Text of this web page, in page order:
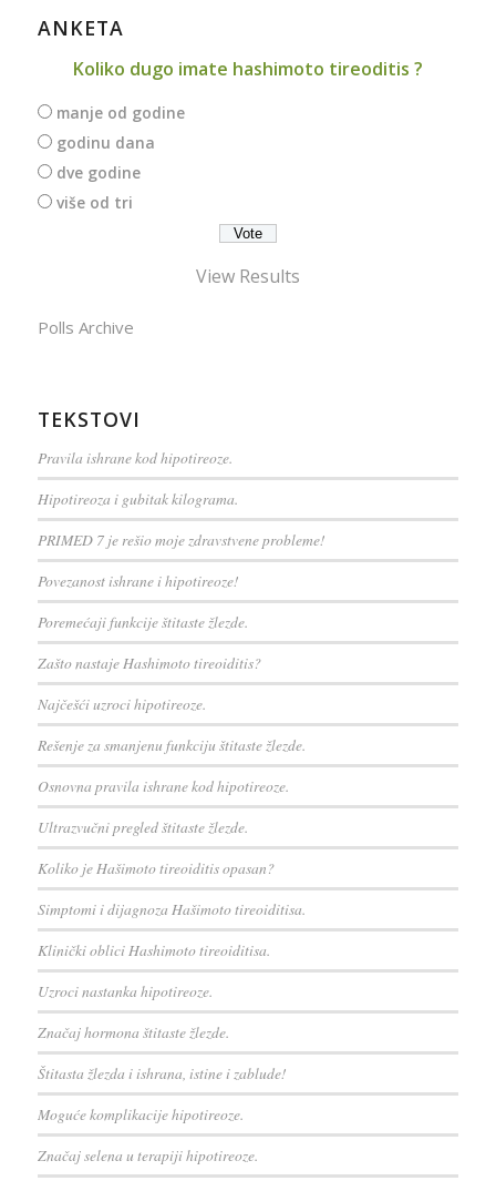
ANKETA
Koliko dugo imate hashimoto tireoditis ?
manje od godine
godinu dana
dve godine
više od tri
View Results
Polls Archive
TEKSTOVI
Pravila ishrane kod hipotireoze.
Hipotireoza i gubitak kilograma.
PRIMED 7 je rešio moje zdravstvene probleme!
Povezanost ishrane i hipotireoze!
Poremećaji funkcije štitaste žlezde.
Zašto nastaje Hashimoto tireoiditis?
Najčešći uzroci hipotireoze.
Rešenje za smanjenu funkciju štitaste žlezde.
Osnovna pravila ishrane kod hipotireoze.
Ultrazvučni pregled štitaste žlezde.
Koliko je Hašimoto tireoiditis opasan?
Simptomi i dijagnoza Hašimoto tireoiditisa.
Klinički oblici Hashimoto tireoiditisa.
Uzroci nastanka hipotireoze.
Značaj hormona štitaste žlezde.
Štitasta žlezda i ishrana, istine i zablude!
Moguće komplikacije hipotireoze.
Značaj selena u terapiji hipotireoze.